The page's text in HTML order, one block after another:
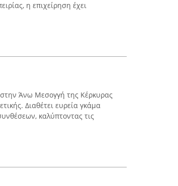
η επιχείρηση έχει
Άνω Μεσογγή της Κέρκυρας
Διαθέτει ευρεία γκάμα
καλύπτοντας τις